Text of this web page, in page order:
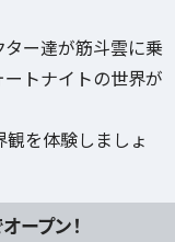
ー達が筋斗雲に乗
トナイトの世界が
を体験しましょ
ープン！